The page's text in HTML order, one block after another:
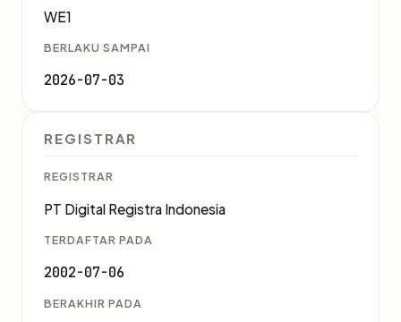
WE1
BERLAKU SAMPAI
2026-07-03
REGISTRAR
REGISTRAR
PT Digital Registra Indonesia
TERDAFTAR PADA
2002-07-06
BERAKHIR PADA